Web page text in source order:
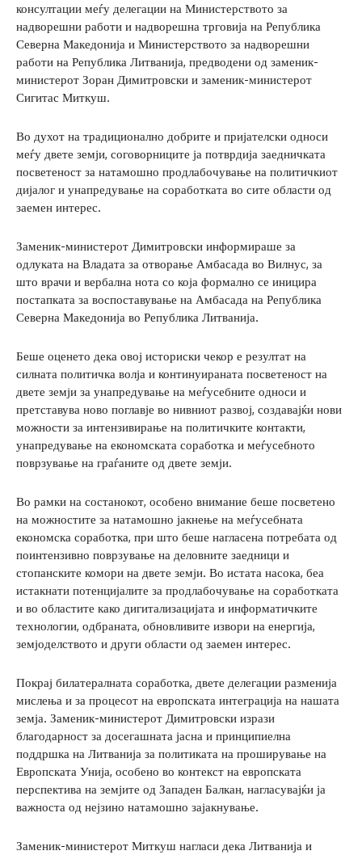
консултации меѓу делегации на Министерството за
надворешни работи и надворешна трговија на Република
Северна Македонија и Министерството за надворешни
работи на Република Литванија, предводени од заменик-
министерот Зоран Димитровски и заменик-министерот
Сигитас Миткуш.
Во духот на традиционално добрите и пријателски односи
меѓу двете земји, соговорниците ја потврдија заедничката
посветеност за натамошно продлабочување на политичкиот
дијалог и унапредување на соработката во сите области од
заемен интерес.
Заменик-министерот Димитровски информираше за
одлуката на Владата за отворање Амбасада во Вилнус, за
што врачи и вербална нота со која формално се иницира
постапката за воспоставување на Амбасада на Република
Северна Македонија во Република Литванија.
Беше оценето дека овој историски чекор е резултат на
силната политичка волја и континуираната посветеност на
двете земји за унапредување на меѓусебните односи и
претставува ново поглавје во нивниот развој, создавајќи нови
можности за интензивирање на политичките контакти,
унапредување на економската соработка и меѓусебното
поврзување на граѓаните од двете земји.
Во рамки на состанокот, особено внимание беше посветено
на можностите за натамошно јакнење на меѓусебната
економска соработка, при што беше нагласена потребата од
поинтензивно поврзување на деловните заедници и
стопанските комори на двете земји. Во истата насока, беа
истакнати потенцијалите за продлабочување на соработката
и во областите како дигитализацијата и информатичките
технологии, одбраната, обновливите извори на енергија,
земјоделството и други области од заемен интерес.
Покрај билатералната соработка, двете делегации разменија
мислења и за процесот на европската интеграција на нашата
земја. Заменик-министерот Димитровски изрази
благодарност за досегашната јасна и принципиелна
поддршка на Литванија за политиката на проширување на
Европската Унија, особено во контекст на европската
перспектива на земјите од Западен Балкан, нагласувајќи ја
важноста од нејзино натамошно зајакнување.
Заменик-министерот Миткуш нагласи дека Литванија и